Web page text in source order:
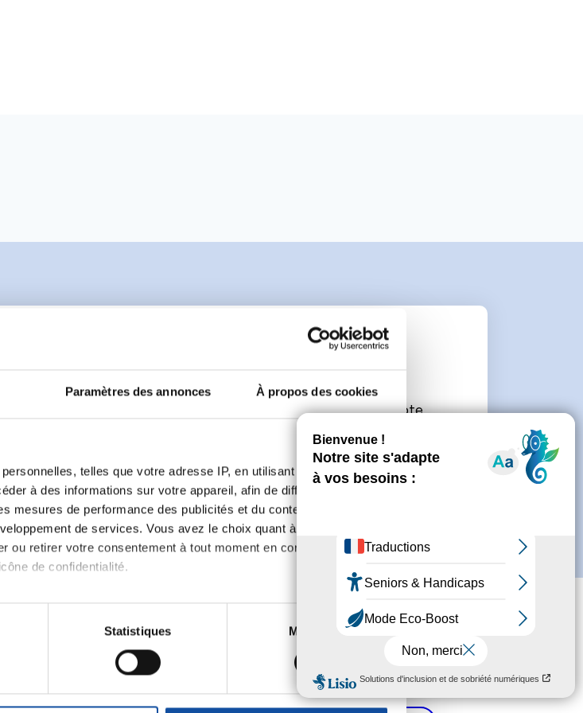
Paramètres des annonces À propos des cookies
telles que votre adresse IP, en utilisant des
à des informations sur votre appareil, afin de diffuser des
mesures de performance des publicités et du contenu, ainsi que de
de services. Vous avez le choix quant à l'utilisation de
retirer votre consentement à tout moment en consultant la
de confidentialité.
géographique qui peuvent être précises à plusieurs mètres près
personnelles et définir vos préférences, reportez-vous à lasection «
à tout moment à partir de la déclaration sur les cookies.
Statistiques Marketing
vous aurez besoin de vous connecter ou de créer un compte.
Créer un nouveau compte